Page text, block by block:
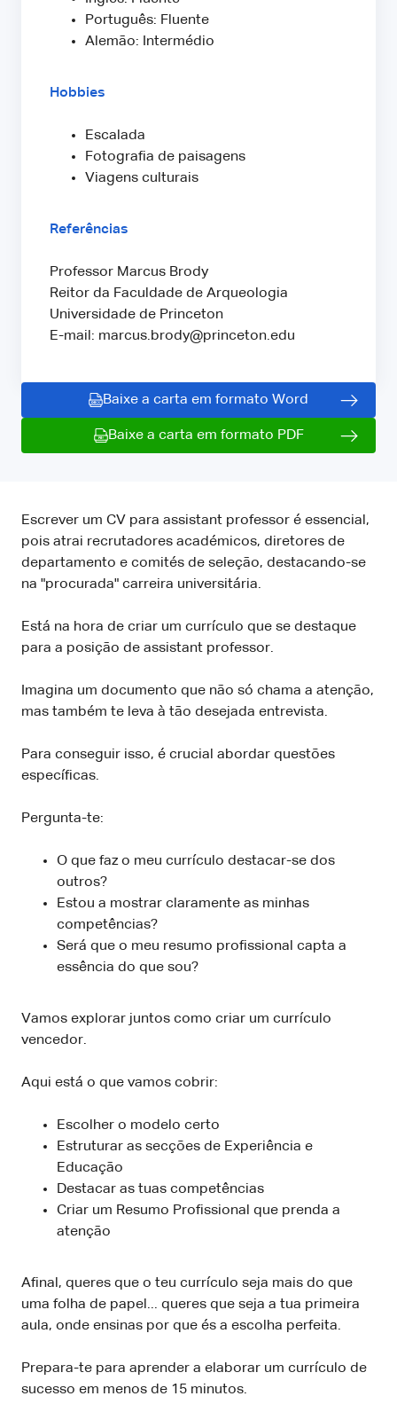
Português: Fluente
Alemão: Intermédio
Hobbies
Escalada
Fotografia de paisagens
Viagens culturais
Referências
Professor Marcus Brody
Reitor da Faculdade de Arqueologia
Universidade de Princeton
E-mail: marcus.brody@princeton.edu
Baixe a carta em formato Word
Baixe a carta em formato PDF
Escrever um CV para assistant professor é essencial,
pois atrai recrutadores académicos, diretores de
departamento e comités de seleção, destacando-se
na "procurada" carreira universitária.
Está na hora de criar um currículo que se destaque
para a posição de assistant professor.
Imagina um documento que não só chama a atenção,
mas também te leva à tão desejada entrevista.
Para conseguir isso, é crucial abordar questões
específicas.
Pergunta-te:
O que faz o meu currículo destacar-se dos
outros?
Estou a mostrar claramente as minhas
competências?
Será que o meu resumo profissional capta a
essência do que sou?
Vamos explorar juntos como criar um currículo
vencedor.
Aqui está o que vamos cobrir:
Escolher o modelo certo
Estruturar as secções de Experiência e
Educação
Destacar as tuas competências
Criar um Resumo Profissional que prenda a
atenção
Afinal, queres que o teu currículo seja mais do que
uma folha de papel... queres que seja a tua primeira
aula, onde ensinas por que és a escolha perfeita.
Prepara-te para aprender a elaborar um currículo de
sucesso em menos de 15 minutos.